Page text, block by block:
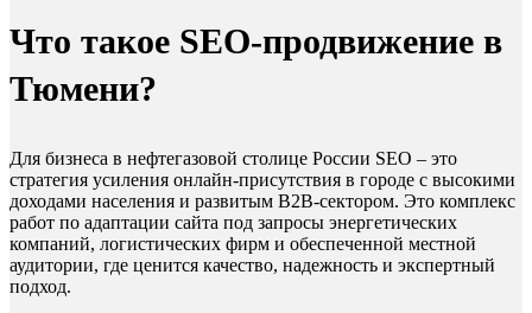
Что такое SEO-продвижение в
Тюмени?
Для бизнеса в нефтегазовой столице России SEO – это
стратегия усиления онлайн-присутствия в городе с высокими
доходами населения и развитым B2B-сектором. Это комплекс
работ по адаптации сайта под запросы энергетических
компаний, логистических фирм и обеспеченной местной
аудитории, где ценится качество, надежность и экспертный
подход.